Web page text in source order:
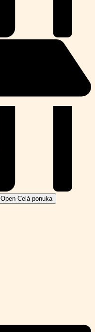
Open Celá ponuka